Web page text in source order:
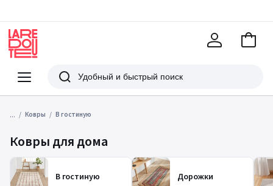
Меню
Redoute
Поиск
В
... Ковры В гостиную
Ковры для дома
В гостиную Дорожки